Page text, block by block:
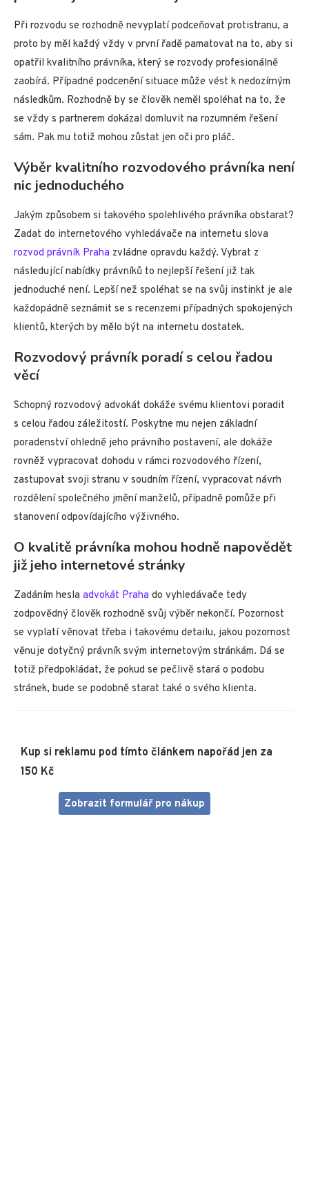
Při rozvodu se rozhodně nevyplatí podceňovat protistranu, a
proto by měl každý vždy v první řadě pamatovat na to, aby si
opatřil kvalitního právníka, který se rozvody profesionálně
zaobírá. Případné podcenění situace může vést k nedozírným
následkům. Rozhodně by se člověk neměl spoléhat na to, že
se vždy s partnerem dokázal domluvit na rozumném řešení
sám. Pak mu totiž mohou zůstat jen oči pro pláč.
Výběr kvalitního rozvodového právníka není
nic jednoduchého
Jakým způsobem si takového spolehlivého právníka obstarat?
Zadat do internetového vyhledávače na internetu slova
rozvod právník Praha zvládne opravdu každý. Vybrat z
následující nabídky právníků to nejlepší řešení již tak
jednoduché není. Lepší než spoléhat se na svůj instinkt je ale
každopádně seznámit se s recenzemi případných spokojených
klientů, kterých by mělo být na internetu dostatek.
Rozvodový právník poradí s celou řadou
věcí
Schopný rozvodový advokát dokáže svému klientovi poradit
s celou řadou záležitostí. Poskytne mu nejen základní
poradenství ohledně jeho právního postavení, ale dokáže
rovněž vypracovat dohodu v rámci rozvodového řízení,
zastupovat svoji stranu v soudním řízení, vypracovat návrh
rozdělení společného jmění manželů, případně pomůže při
stanovení odpovídajícího výživného.
O kvalitě právníka mohou hodně napovědět
již jeho internetové stránky
Zadáním hesla advokát Praha do vyhledávače tedy
zodpovědný člověk rozhodně svůj výběr nekončí. Pozornost
se vyplatí věnovat třeba i takovému detailu, jakou pozornost
věnuje dotyčný právník svým internetovým stránkám. Dá se
totiž předpokládat, že pokud se pečlivě stará o podobu
stránek, bude se podobně starat také o svého klienta.
Kup si reklamu pod tímto článkem napořád jen za
150 Kč
Zobrazit formulář pro nákup